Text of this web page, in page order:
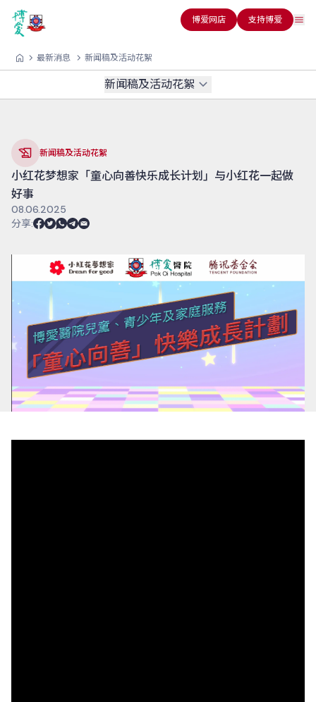
博爱网店 支持博爱
最新消息 新闻稿及活动花絮
新闻稿及活动花絮
新闻稿及活动花絮
小红花梦想家「童心向善快乐成长计划」与小红花一起做
好事
08.06.2025
分享: